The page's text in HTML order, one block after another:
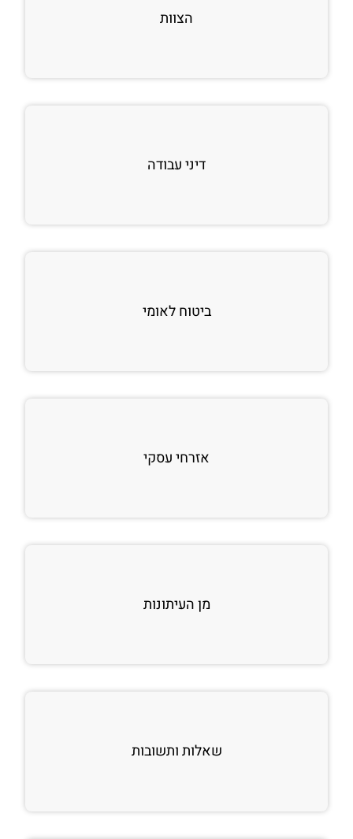
הצוות
דיני עבודה
ביטוח לאומי
אזרחי עסקי
מן העיתונות
שאלות ותשובות